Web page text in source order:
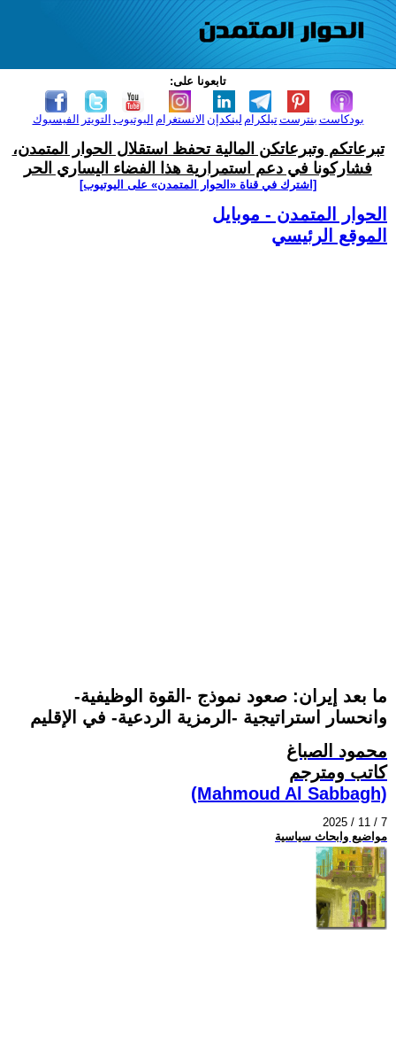
تابعونا على:
الفيسبوك التويتر اليوتيوب الانستغرام لينكدإن تيلكرامبنترست بودكاست
تبرعاتكم وتبرعاتكن المالية تحفظ استقلال الحوار المتمدن،
فشاركونا في دعم استمرارية هذا الفضاء اليساري الحر
[اشترك في قناة ‫«الحوار المتمدن» على اليوتيوب]
الحوار المتمدن - موبايل
الموقع الرئيسي
ما بعد إيران: صعود نموذج -القوة الوظيفية-
وانحسار استراتيجية -الرمزية الردعية- في الإقليم
محمود الصباغ
كاتب ومترجم
(Mahmoud Al Sabbagh)
2025 / 11 / 7
مواضيع وابحاث سياسية